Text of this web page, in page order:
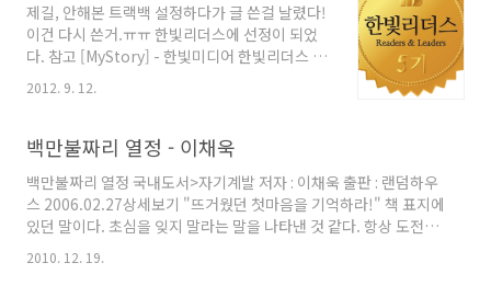
제길, 안해본 트랙백 설정하다가 글 쓴걸 날렸다!
이건 다시 쓴거.ㅠㅠ 한빛리더스에 선정이 되었
다. 참고 [MyStory] - 한빛미디어 한빛리더스 5
기 선정! 이 책은 첫번째 미션인 책이다.받자마자
눈에 띄는,(심지어 제목보다 더 눈에 띄이는) "당
학과에 입학해서 C보다 자바를 좋아했었고, 객체
째....그리고 3번째 이직....과연 나는 버그 없는
안전한 코딩을 하고 있는가? 에 대해 생각을 해보
았다.일정이 바빠서, 급해서 대충 허술하게 코드
를 작성하고 있진 않을까? 그런 생각으로 받은 책
2012. 9. 12.
백만불짜리 열정 - 이채욱
백만불짜리 열정 국내도서>자기계발 저자 : 이채욱 출판 : 랜덤하우
스 2006.02.27상세보기 "뜨거웠던 첫마음을 기억하라!" 책 표지에
있던 말이다. 초심을 잊지 말라는 말을 나타낸 것 같다. 항상 도전을
좋아하고, 새로운 것을 배우기를 좋아하는 나로서는 "열정"이라는
단어에 이끌렸다. 학교 생활을 마치고, 이제 사회생활을 처음 시작
2010. 12. 19.